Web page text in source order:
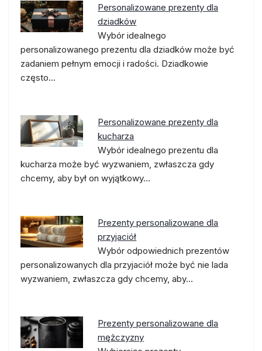
Personalizowane prezenty dla
dziadków
Wybór idealnego
personalizowanego prezentu dla dziadków może być
zadaniem pełnym emocji i radości. Dziadkowie
często…
Personalizowane prezenty dla
kucharza
Wybór idealnego prezentu dla
kucharza może być wyzwaniem, zwłaszcza gdy
chcemy, aby był on wyjątkowy…
Prezenty personalizowane dla
przyjaciół
Wybór odpowiednich prezentów
personalizowanych dla przyjaciół może być nie lada
wyzwaniem, zwłaszcza gdy chcemy, aby…
Prezenty personalizowane dla
mężczyzny